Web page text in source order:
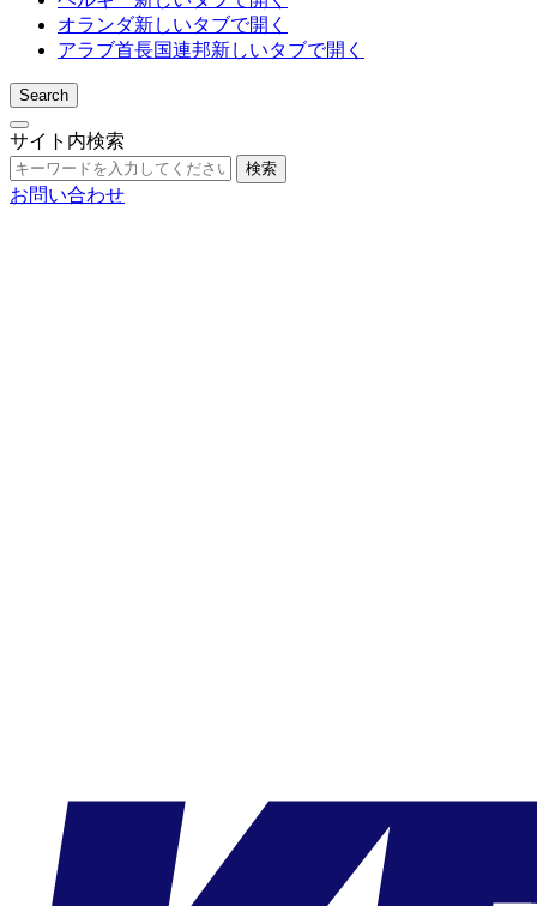
オランダ新しいタブで開く
アラブ首長国連邦新しいタブで開く
Search
サイト内検索
検索
お問い合わせ